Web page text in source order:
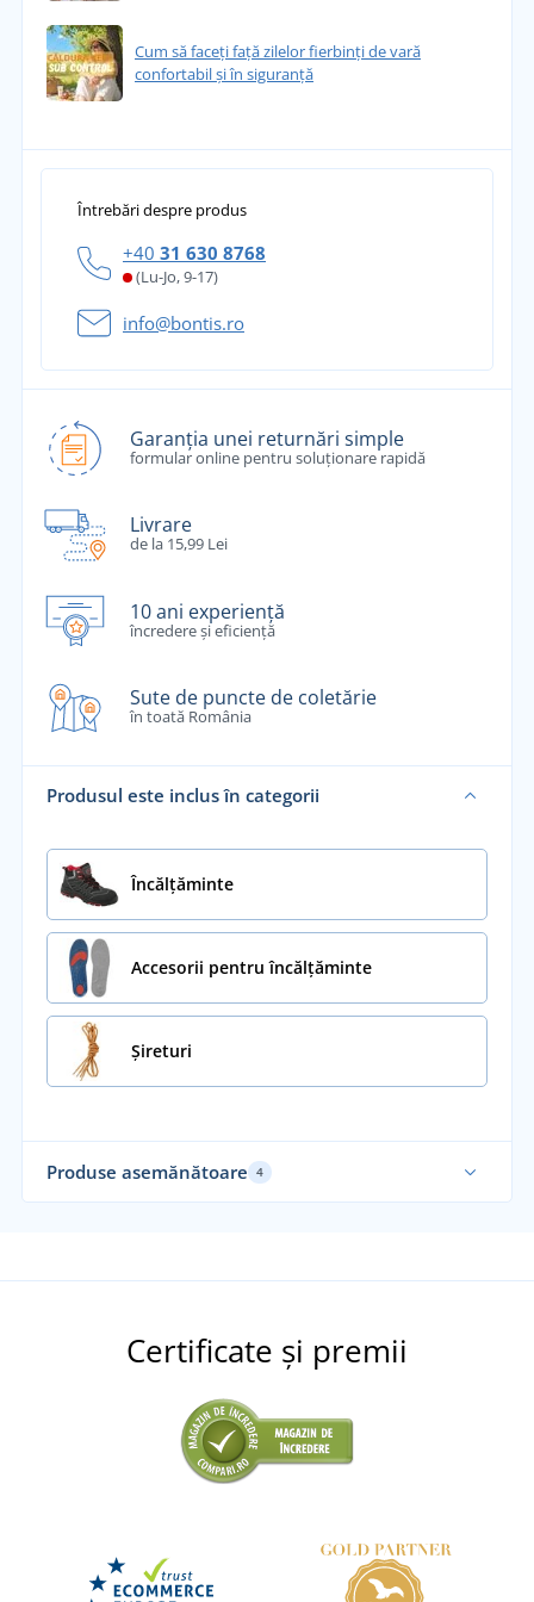
Cum să faceți față zilelor fierbinți de vară
confortabil și în siguranță
Întrebări despre produs
+40 31 630 8768
(Lu-Jo, 9-17)
info@bontis.ro
Garanția unei returnări simple
formular online pentru soluționare rapidă
Livrare
de la 15,99 Lei
10 ani experiență
încredere și eficiență
Sute de puncte de coletărie
în toată România
Produsul este inclus în categorii
Încălţăminte
Accesorii pentru încălțăminte
Șireturi
Produse asemănătoare 4
Certificate și premii